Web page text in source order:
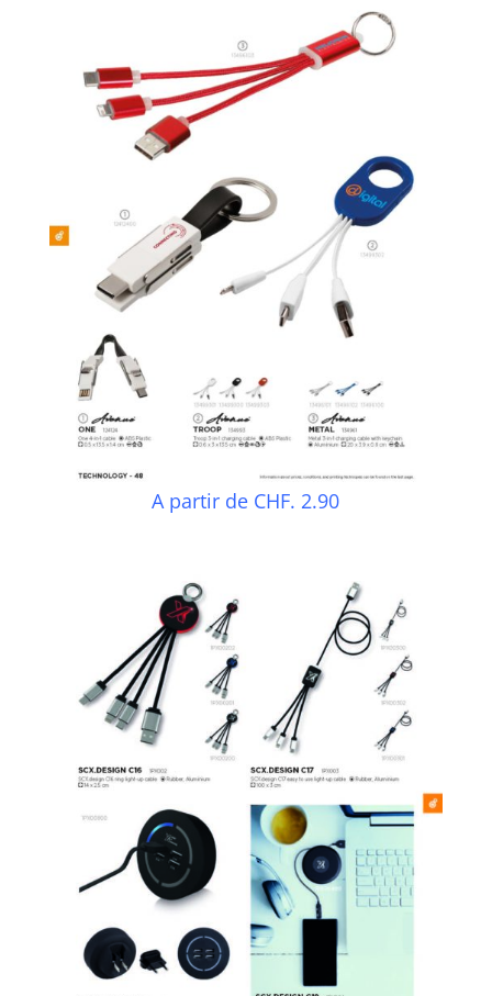
A partir de CHF. 2.90